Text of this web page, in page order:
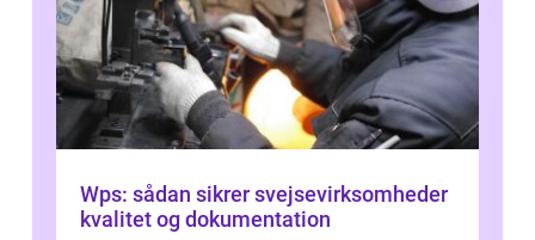
Wps: sådan sikrer svejsevirksomheder
kvalitet og dokumentation